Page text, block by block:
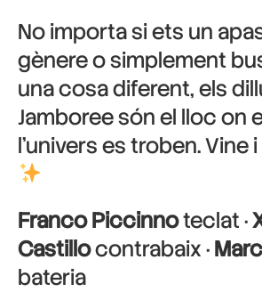
No importa si ets un
gènere o simplement
una cosa diferent, els
Jamboree són el lloc on
l’univers es troben. Vine
Franco Piccinnoteclat ·
Castillocontrabaix ·
bateria